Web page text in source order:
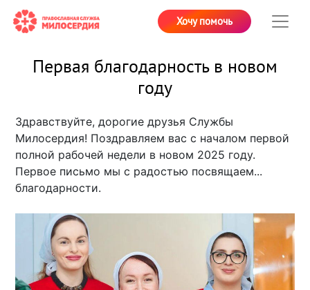
Хочу помочь
Первая благодарность в новом
году
Здравствуйте, дорогие друзья Службы
Милосердия! Поздравляем вас с началом первой
полной рабочей недели в новом 2025 году.
Первое письмо мы с радостью посвящаем...
благодарности.